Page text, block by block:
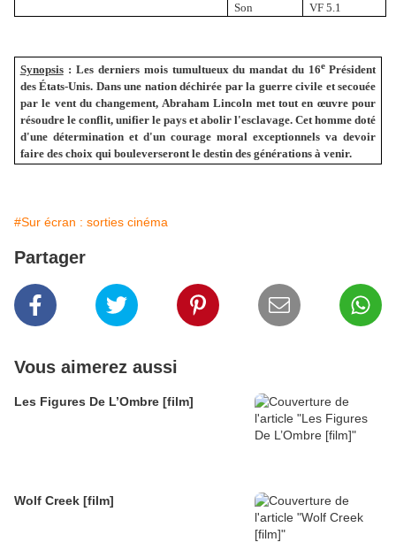
Son
VF 5.1
Synopsis :Les derniers mois tumultueux du mandat du 16ePrésident
des États-Unis. Dans une nation déchirée par la guerre civile et secouée
par le vent du changement, Abraham Lincoln met tout en œuvre pour
résoudre le conflit, unifier le pays et abolir l'esclavage. Cet homme doté
d'une détermination et d'un courage moral exceptionnels va devoir
faire des choix qui bouleverseront le destin des générations à venir.
#Sur écran : sorties cinéma
Partager
Vous aimerez aussi
Les Figures De L’Ombre [film]
Wolf Creek [film]